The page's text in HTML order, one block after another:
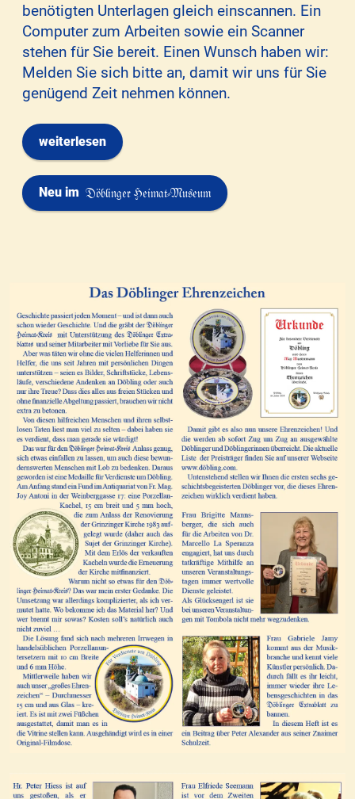
benötigten Unterlagen gleich einscannen. Ein
Computer zum Arbeiten sowie ein Scanner
stehen für Sie bereit. Einen Wunsch haben wir:
Melden Sie sich bitte an, damit wir uns für Sie
genügend Zeit nehmen können.
weiterlesen
Neu im Döblinger Heimat-Museum